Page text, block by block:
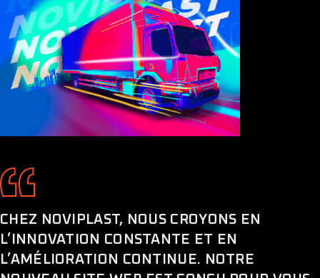
CHEZ NOVIPLAST, NOUS CROYONS EN
L’INNOVATION CONSTANTE ET EN
L’AMÉLIORATION CONTINUE. NOTRE